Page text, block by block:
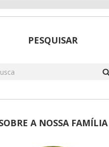
PESQUISAR
A NOSSA FAMÍLIA